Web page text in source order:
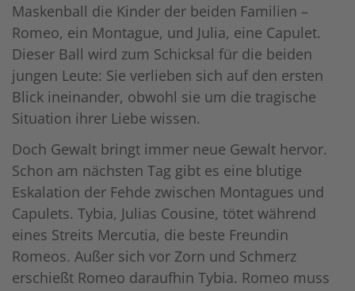
Maskenball die Kinder der beiden Familien –
Romeo, ein Montague, und Julia, eine Capulet.
Dieser Ball wird zum Schicksal für die beiden
jungen Leute: Sie verlieben sich auf den ersten
Blick ineinander, obwohl sie um die tragische
Situation ihrer Liebe wissen.
Doch Gewalt bringt immer neue Gewalt hervor.
Schon am nächsten Tag gibt es eine blutige
Eskalation der Fehde zwischen Montagues und
Capulets. Tybia, Julias Cousine, tötet während
eines Streits Mercutia, die beste Freundin
Romeos. Außer sich vor Zorn und Schmerz
erschießt Romeo daraufhin ­Tybia. Romeo muss